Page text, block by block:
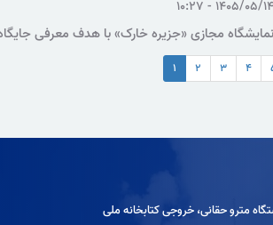
۱۴۰۵/۰۵/۱۴ - ۱۰:۲۷
و کتابخانه ملی ایران در دسترس پژوهشگران و
۱ ۲ ۳ ۴
مترو حقانی، خروجی كتابخانه ملی